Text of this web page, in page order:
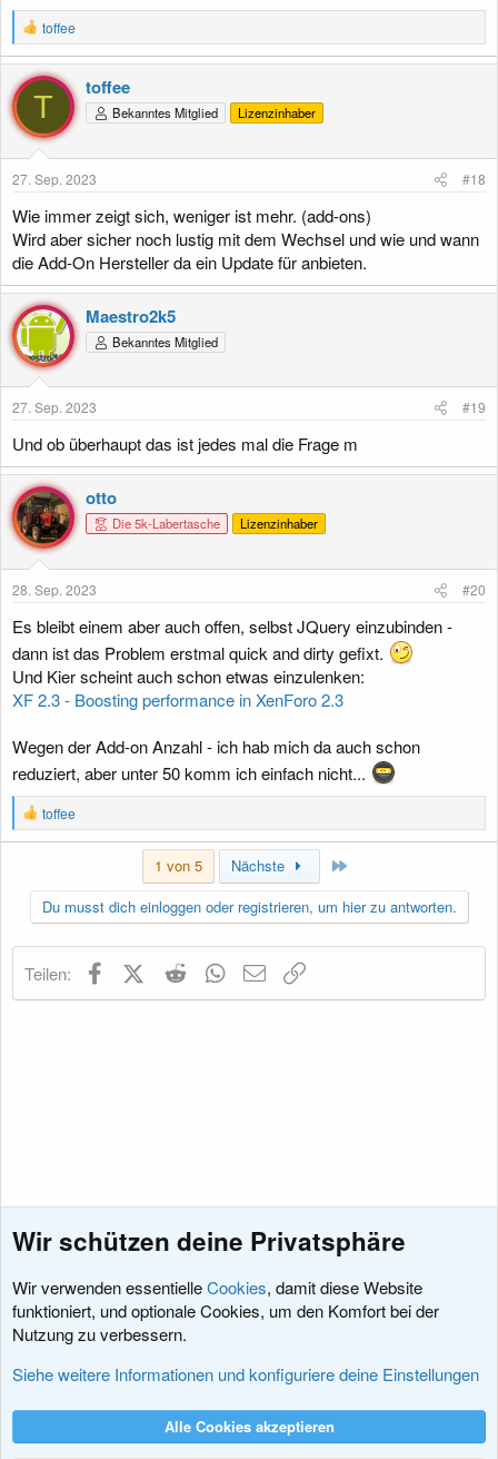
R
e
a
k
t
i
o
n
n
toffee
T
toffee
Bekanntes Mitglied Lizenzinhaber
27. Sep. 2023 #18
Wie immer zeigt sich, weniger ist mehr. (add-ons)
Wird aber sicher noch lustig mit dem Wechsel und wie und wann
die Add-On Hersteller da ein Update für anbieten.
Maestro2k5
Bekanntes Mitglied
27. Sep. 2023 #19
Und ob überhaupt das ist jedes mal die Frage m
otto
Die 5k-Labertasche Lizenzinhaber
28. Sep. 2023 #20
Es bleibt einem aber auch offen, selbst JQuery einzubinden -
dann ist das Problem erstmal quick and dirty gefixt.
Und Kier scheint auch schon etwas einzulenken:
XF 2.3 - Boosting performance in XenForo 2.3
Wegen der Add-on Anzahl - ich hab mich da auch schon
reduziert, aber unter 50 komm ich einfach nicht...
R
e
a
i
o
e
n
toffee
1 von 5 Nächste
Du musst dich einloggen oder registrieren, um hier zu antworten.
Teilen: FacebookX (Twitter)
Reddit WhatsApp
E-Mail
Diskussionen rund um XenForo
Nutzungsbedingungen Datenschutz
R
Wir schützen deine Privatsphäre
Wir verwenden essentielleCookies, damit diese Website
funktioniert, und optionale Cookies, um den Komfort bei der
Nutzung zu verbessern.
Siehe weitere Informationen und konfiguriere deine Einstellungen
Alle Cookies akzeptieren